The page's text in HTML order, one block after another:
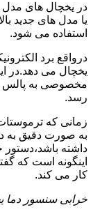
در یخچال های مدل
یا مدل های جدید
استفاده می شود.
درواقع برد
یخچال می دهد.در
مخصوصی به پالس
رسد.
زمانی که
به صورت دقیق به
داشته
اینگونه است که
کار می کند.
خرابی سنسور دما